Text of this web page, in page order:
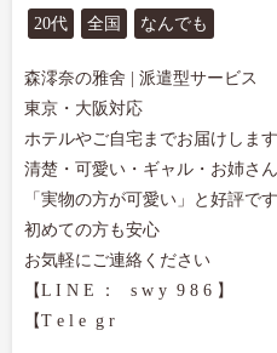
20代 全国 なんでも
森澪奈の雅舍 | 派遣型サービス
東京・大阪対応
ホテルやご自宅までお届けします
清楚・可愛い・ギャル・お姉さ
「実物の方が可愛い」と好評です
初めての方も安心
お気軽にご連絡ください
【L I N E ：   s w y  9 8 6 】
【T e l e  g r